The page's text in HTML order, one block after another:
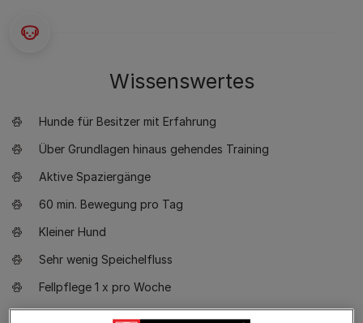
Wissenswertes
Hunde für Besitzer mit Erfahrung
Über Grundlagen hinaus gehendes Training
Aktive Spaziergänge
60 min. Bewegung pro Tag
Kleiner Hund
Sehr wenig Speichelfluss
Fellpflege 1 x pro Woche
Nicht-hypoallergene Rasse